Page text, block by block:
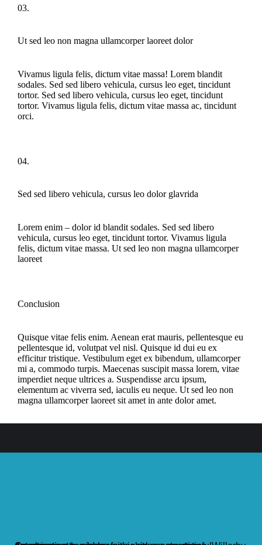
03.
Ut sed leo non magna ullamcorper laoreet dolor
Vivamus ligula felis, dictum vitae massa! Lorem blandit
sodales. Sed sed libero vehicula, cursus leo eget, tincidunt
tortor. Sed sed libero vehicula, cursus leo eget, tincidunt
tortor. Vivamus ligula felis, dictum vitae massa ac, tincidunt
orci.
04.
Sed sed libero vehicula, cursus leo dolor glavrida
Lorem enim – dolor id blandit sodales. Sed sed libero
vehicula, cursus leo eget, tincidunt tortor. Vivamus ligula
felis, dictum vitae massa. Ut sed leo non magna ullamcorper
laoreet
Conclusion
Quisque vitae felis enim. Aenean erat mauris, pellentesque eu
pellentesque id, volutpat vel nisl. Quisque id dui eu ex
efficitur tristique. Vestibulum eget ex bibendum, ullamcorper
mi a, commodo turpis. Maecenas suscipit massa lorem, vitae
imperdiet neque ultrices a. Suspendisse arcu ipsum,
elementum ac viverra sed, iaculis eu neque. Ut sed leo non
magna ullamcorper laoreet sit amet in ante dolor amet.